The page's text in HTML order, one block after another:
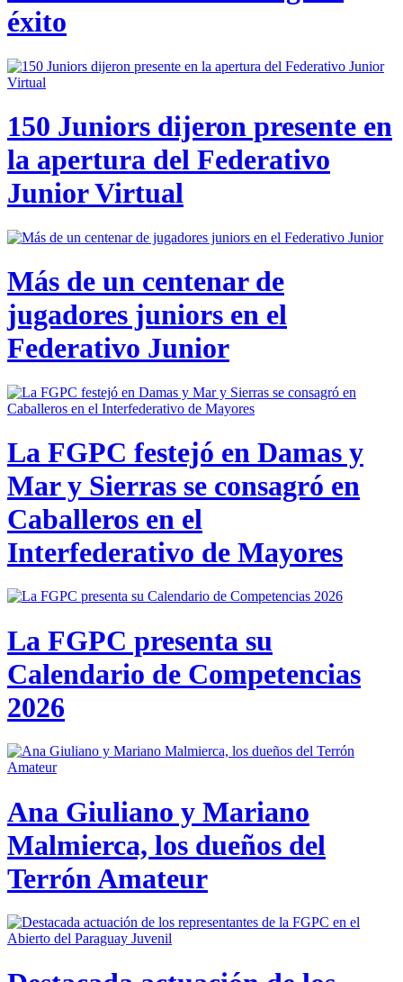
éxito
150 Juniors dijeron presente en
la apertura del Federativo
Junior Virtual
Más de un centenar de
jugadores juniors en el
Federativo Junior
La FGPC festejó en Damas y
Mar y Sierras se consagró en
Caballeros en el
Interfederativo de Mayores
La FGPC presenta su
Calendario de Competencias
2026
Ana Giuliano y Mariano
Malmierca, los dueños del
Terrón Amateur